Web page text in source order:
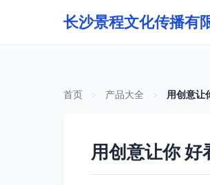
长沙景程文化传播有
首页 产品大全 用创意让
用创意让你